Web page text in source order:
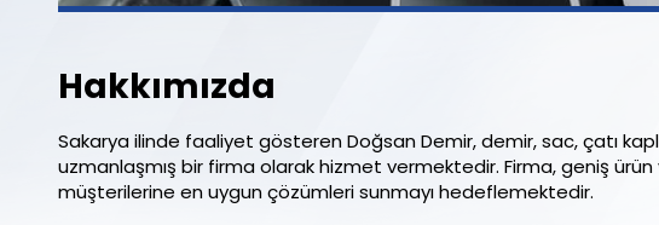
Hakkımızda
Sakarya ilinde faaliyet gösteren Doğsan Demir, demir, sac, çatı
uzmanlaşmış bir firma olarak hizmet vermektedir. Firma, geniş
müşterilerine en uygun çözümleri sunmayı hedeflemektedir.